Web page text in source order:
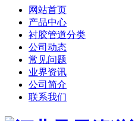
网站首页
产品中心
衬胶管道分类
公司动态
常见问题
业界资讯
公司简介
联系我们